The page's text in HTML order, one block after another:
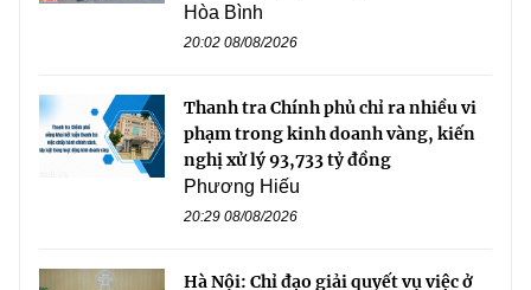
Hòa Bình
20:02 08/08/2026
Thanh tra Chính phủ chỉ ra nhiều vi
phạm trong kinh doanh vàng, kiến
nghị xử lý 93,733 tỷ đồng
Phương Hiếu
20:29 08/08/2026
Hà Nội: Chỉ đạo giải quyết vụ việc ở